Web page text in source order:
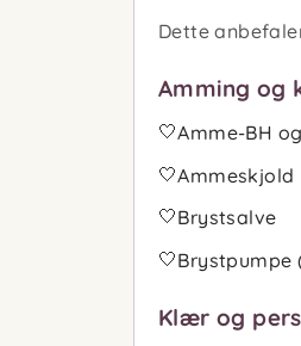
Dette
Amming og
🤍Amme-BH
🤍Ammeskjold
🤍Brystsalve
🤍Brystpumpe
Klær og